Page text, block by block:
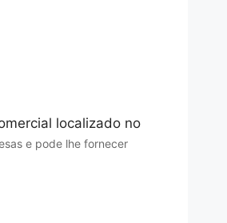
localizado no
e pode lhe fornecer